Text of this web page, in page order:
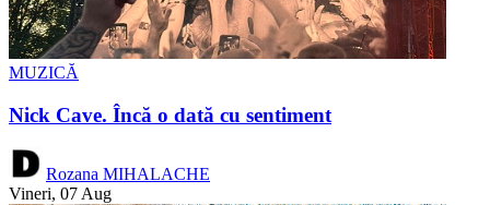
MUZICĂ
Nick Cave. Încă o dată cu sentiment
Rozana MIHALACHE
Vineri, 07 Aug